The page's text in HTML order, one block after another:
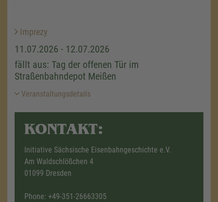
Imprezy
11.07.2026 - 12.07.2026
fällt aus: Tag der offenen Tür im
Straßenbahndepot Meißen
Veranstaltungsdetails
KONTAKT:
Initiative Sächsische Eisenbahngeschichte e.V.
Am Waldschlößchen 4
01099 Dresden
Phone: +49-351-26663305